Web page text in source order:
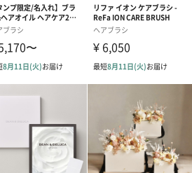
ツ
同梱してお届けいたします。ギフト